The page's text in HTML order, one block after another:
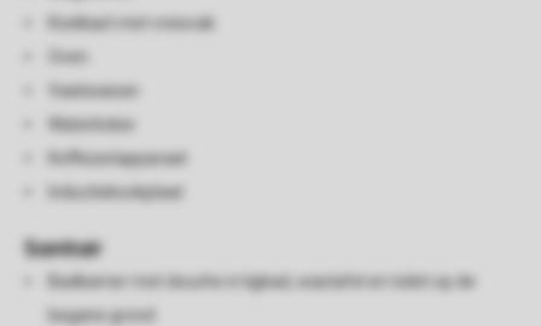
Koelkast met vriesvak
Oven
Vaatwasser
Waterkoker
Koffiezetapparaat
Inductiekookplaat
Sanitair
Badkamer met douche in ligbad, wastafel en toilet op de
begane grond